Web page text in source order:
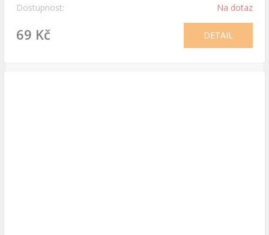
Dostupnost: Na dotaz
69 Kč DETAIL